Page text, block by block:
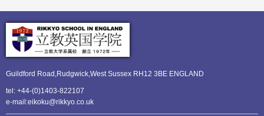
Guildford Road,Rudgwick,West Sussex RH12 3BE ENGLAND
tel: +44-(0)1403-822107
e-mail:eikoku@rikkyo.co.uk